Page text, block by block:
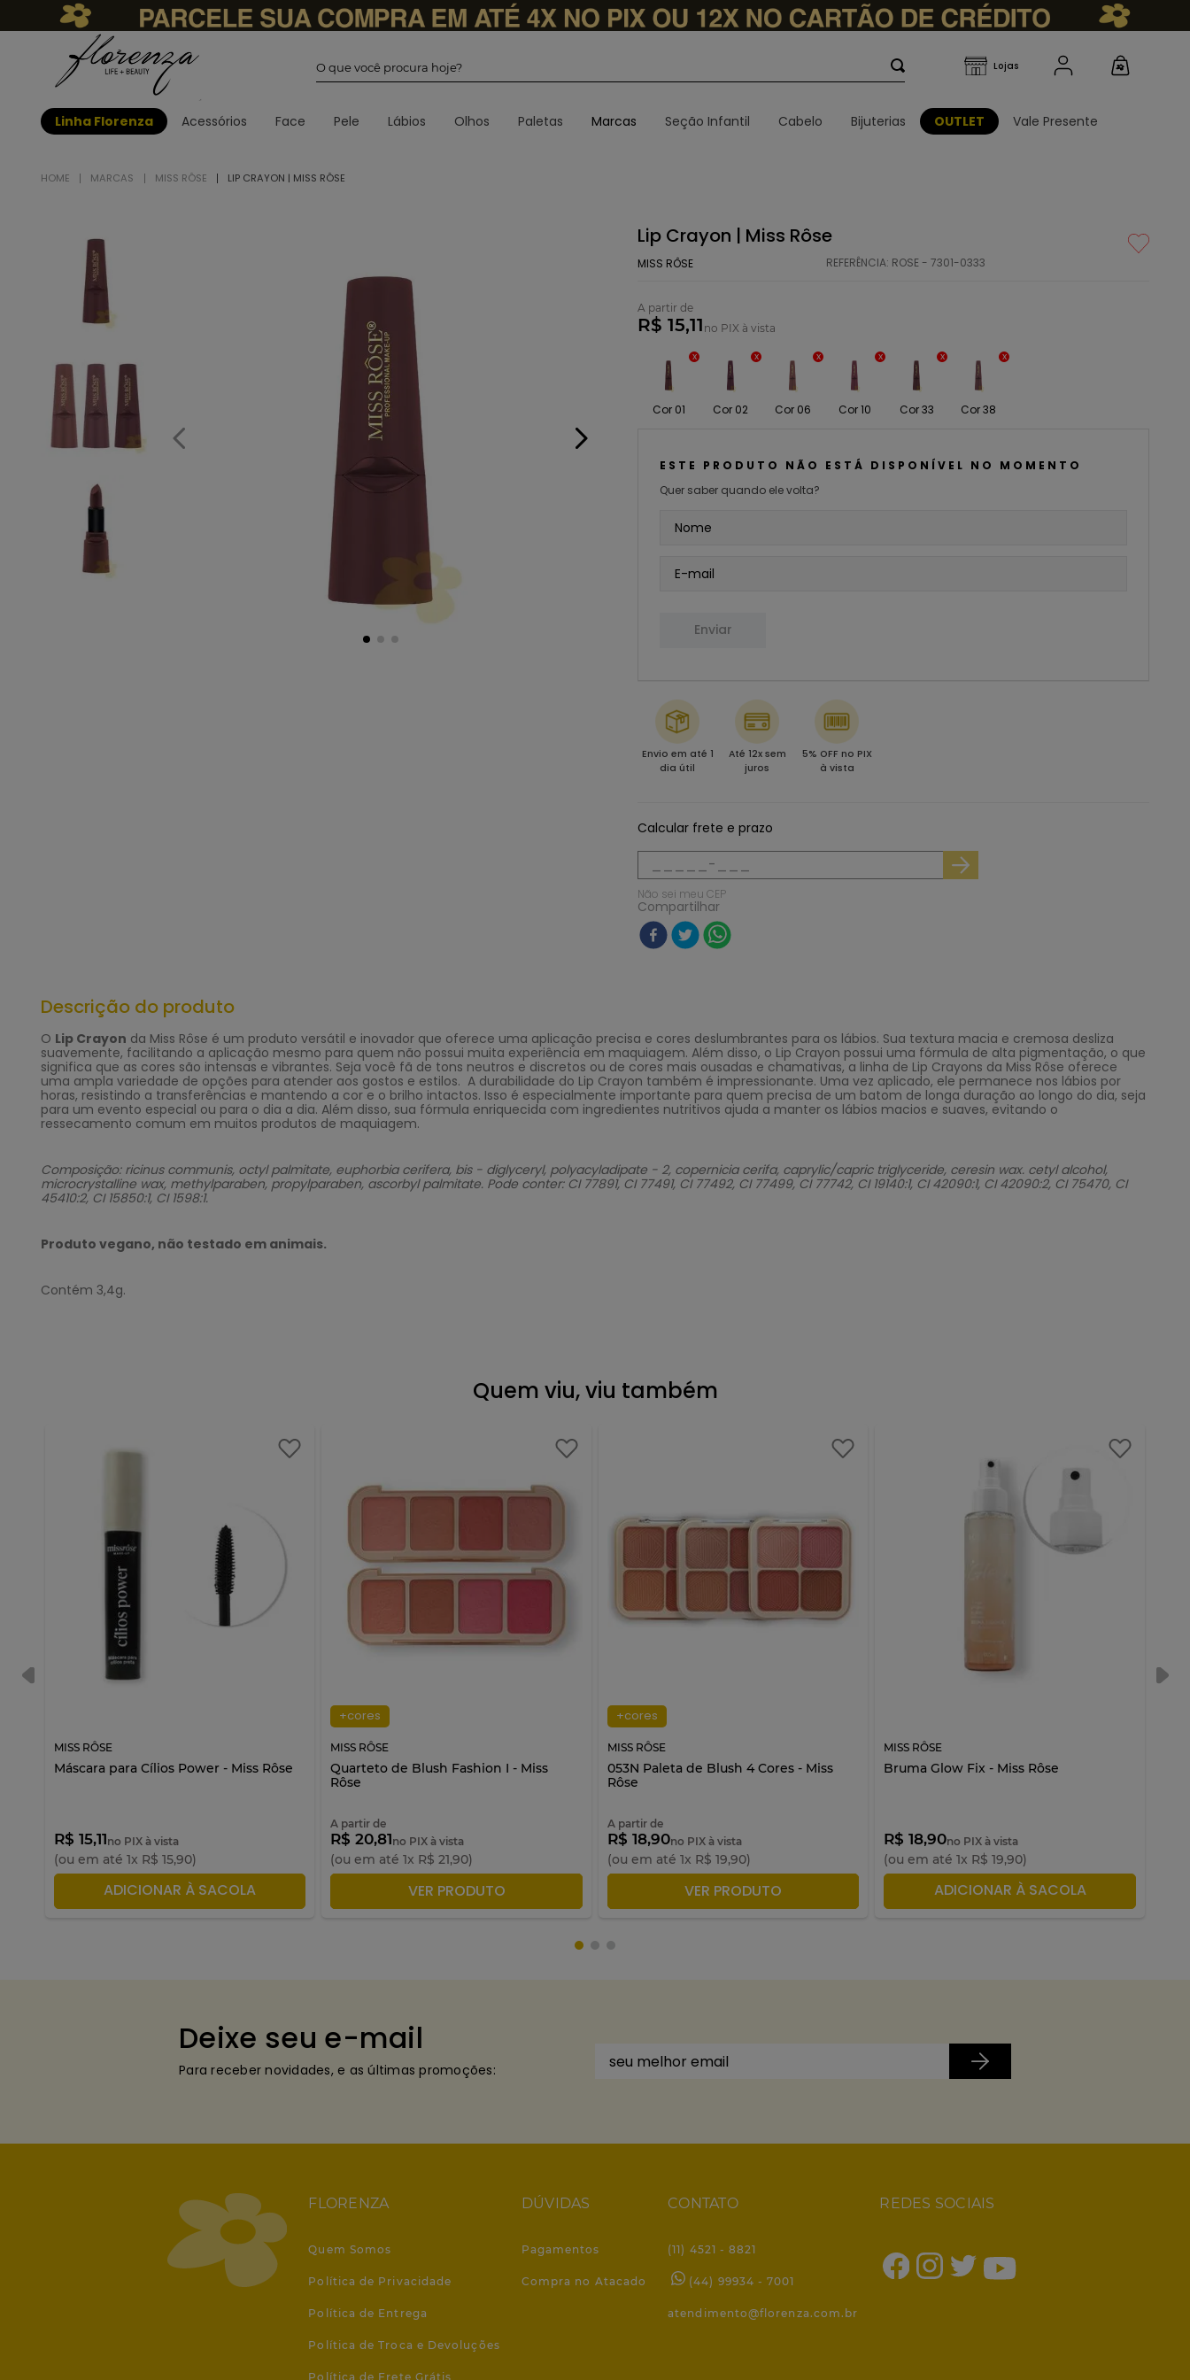
Linha Florenza Acessórios Face Pele Lábios Olhos Paletas Marcas Seção Infantil Cabelo Bijuterias OUTLET Vale Presente
MARCAS MISS RÔSE LIP CRAYON | MISS RÔSE
Lip Crayon | Miss Rôse
MISS RÔSE REFERÊNCIA: ROSE - 7301-0333
A partir de
R$ 15,11 no PIX à vista
Cor 01 Cor 02 Cor 06 Cor 10 Cor 33 Cor 38
ESTE PRODUTO NÃO ESTÁ DISPONÍVEL NO MOMENTO
Quer saber quando ele volta?
Enviar
Envio em até 1
dia útil
Até 12x sem
juros
5% OFF no PIX
à vista
Calcular frete e prazo
Não sei meu CEP
Compartilhar
Descrição do produto
O Lip Crayon da Miss Rôse é um produto versátil e inovador que oferece uma aplicação precisa e cores deslumbrantes para os lábios. Sua textura macia e cremosa desliza
suavemente, facilitando a aplicação mesmo para quem não possui muita experiência em maquiagem. Além disso, o Lip Crayon possui uma fórmula de alta pigmentação, o que
significa que as cores são intensas e vibrantes. Seja você fã de tons neutros e discretos ou de cores mais ousadas e chamativas, a linha de Lip Crayons da Miss Rôse oferece
uma ampla variedade de opções para atender aos gostos e estilos. A durabilidade do Lip Crayon também é impressionante. Uma vez aplicado, ele permanece nos lábios por
horas, resistindo a transferências e mantendo a cor e o brilho intactos. Isso é especialmente importante para quem precisa de um batom de longa duração ao longo do dia, seja
para um evento especial ou para o dia a dia. Além disso, sua fórmula enriquecida com ingredientes nutritivos ajuda a manter os lábios macios e suaves, evitando o
ressecamento comum em muitos produtos de maquiagem.
Composição: ricinus communis, octyl palmitate, euphorbia cerifera, bis - diglyceryl, polyacyladipate - 2, copernicia cerifa, caprylic/capric triglyceride, ceresin wax. cetyl alcohol,
microcrystalline wax, methylparaben, propylparaben, ascorbyl palmitate. Pode conter: CI 77891, CI 77491, CI 77492, CI 77499, CI 77742, CI 19140:1, CI 42090:1, CI 42090:2, CI 75470, CI
45410:2, CI 15850:1, CI 1598:1.
Produto vegano, não testado em animais.
Contém 3,4g.
Quem viu, viu também
MISS RÔSE
Máscara para Cílios Power - Miss Rôse
R$ 15,11no PIX à vista
(ou em até 1x R$ 15,90)
ADICIONAR À SACOLA
+cores
MISS RÔSE
Quarteto de Blush Fashion I - Miss
Rôse
A partir de
R$ 20,81no PIX à vista
(ou em até1x R$ 21,90)
ADICIONAR À SACOLA
VER PRODUTO
+cores
MISS RÔSE
053N Paleta de Blush 4 Cores - Miss
Rôse
A partir de
R$ 18,90no PIX à vista
(ou em até 1x R$ 19,90)
ADICIONAR À SACOLA
VER PRODUTO
MISS RÔSE
Bruma Glow Fix - Miss Rôse
R$ 18,90no PIX à vista
(ou em até1x R$ 19,90)
ADICIONAR À SACOLA
Deixe seu e-mail
Para receber novidades, e as últimas promoções:
FLORENZA
Quem Somos
Política de Privacidade
Política de Entrega
Política de Troca e Devoluções
Política de Frete Grátis
DÚVIDAS
Pagamentos
Compra no Atacado
CONTATO
(11) 4521 - 8821
(44) 99934 - 7001
atendimento@florenza.com.br
REDES SOCIAIS